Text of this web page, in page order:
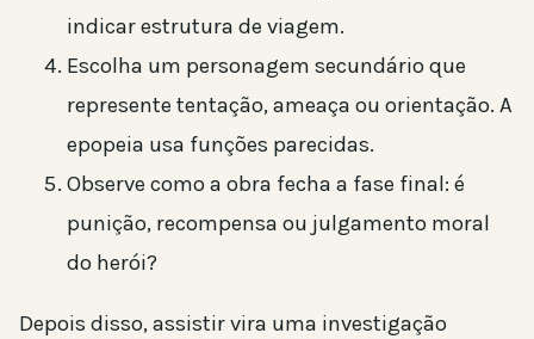
indicar estrutura de viagem.
Escolha um personagem secundário que
represente tentação, ameaça ou orientação. A
epopeia usa funções parecidas.
Observe como a obra fecha a fase final: é
punição, recompensa ou julgamento moral
do herói?
Depois disso, assistir vira uma investigação